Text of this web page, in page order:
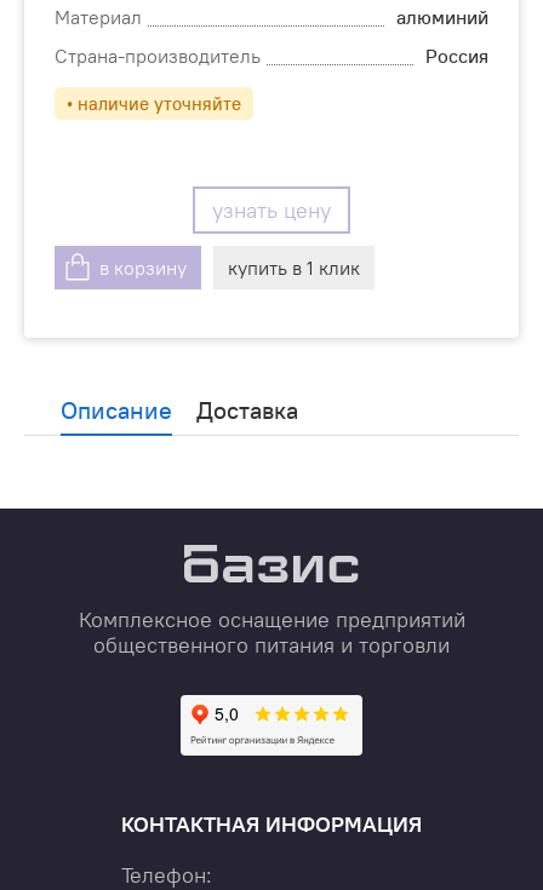
Материал
алюминий
Страна-производитель
Россия
• наличие уточняйте
узнать цену
в корзину купить в 1 клик
Описание Доставка
Комплексное оснащение предприятий
общественного питания и торговли
КОНТАКТНАЯ ИНФОРМАЦИЯ
Телефон: